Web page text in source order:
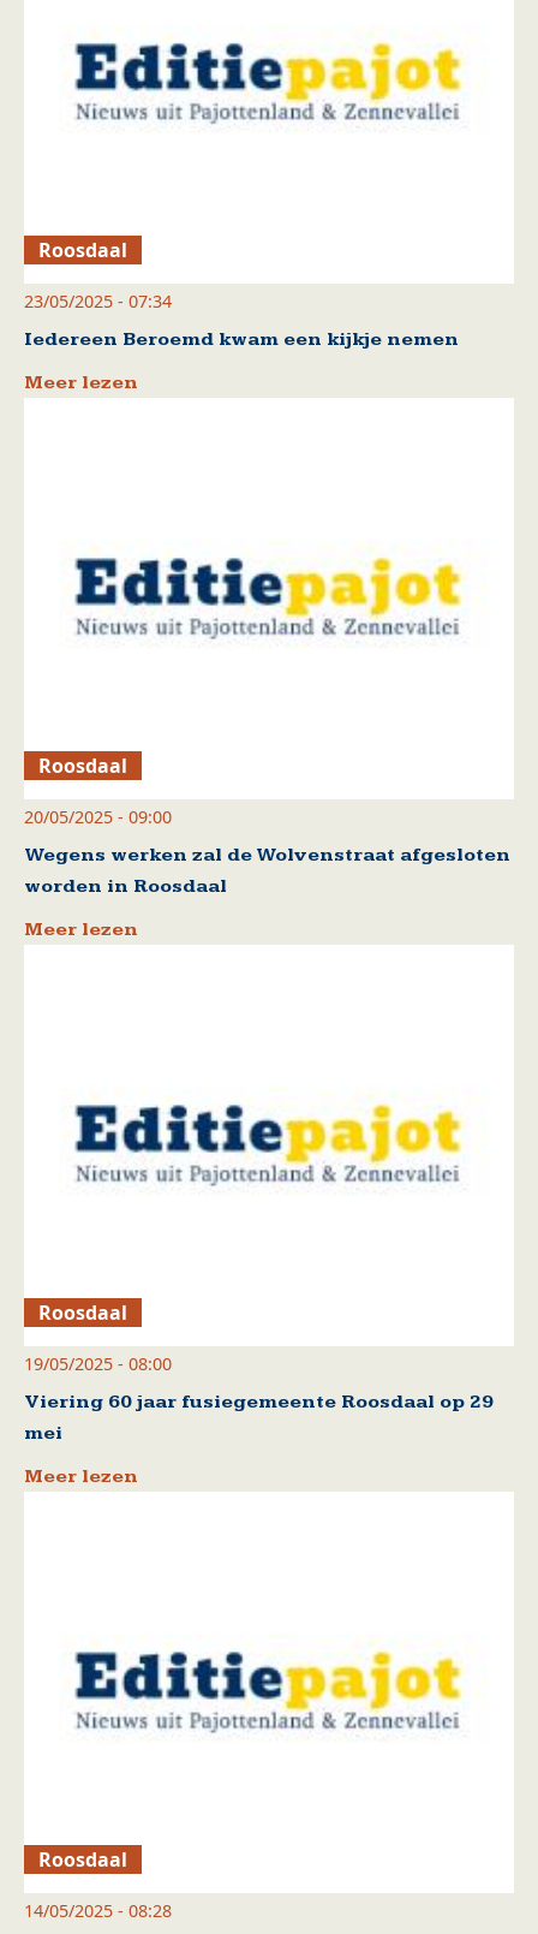
Roosdaal
23/05/2025 - 07:34
Iedereen Beroemd kwam een kijkje nemen
Meer lezen
Roosdaal
20/05/2025 - 09:00
Wegens werken zal de Wolvenstraat afgesloten
worden in Roosdaal
Meer lezen
Roosdaal
19/05/2025 - 08:00
Viering 60 jaar fusiegemeente Roosdaal op 29
mei
Meer lezen
Roosdaal
14/05/2025 - 08:28